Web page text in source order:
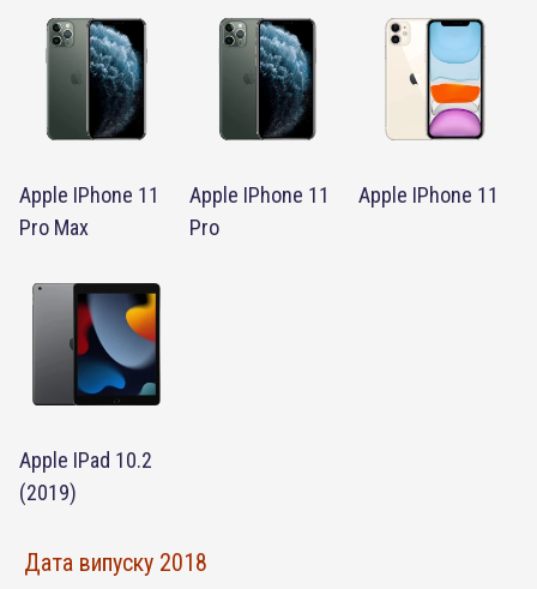
Apple IPhone 11
Pro Max
Apple IPhone 11
Pro
Apple IPhone 11
Apple IPad 10.2
(2019)
Дата випуску 2018